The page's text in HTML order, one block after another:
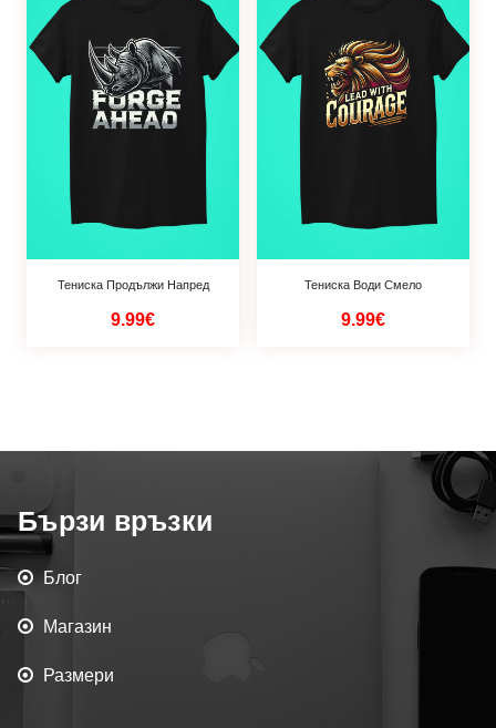
Тениска Продължи Напред
9.99€
Тениска Води Смело
9.99€
Бързи връзки
Блог
Магазин
Размери